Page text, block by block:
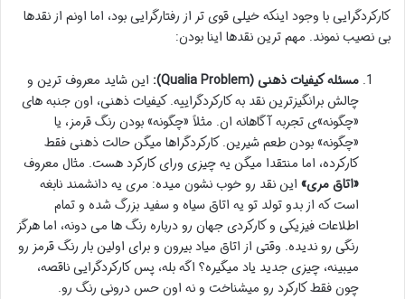
کارکردگرایی با وجود اینکه خیلی قوی تر از رفتارگرایی بود، اما اونم از نقدها
بی نصیب نموند. مهم ترین نقدها اینا بودن:
مسئله کیفیات ذهنی (Qualia Problem):
این شاید معروف ترین و
چالش برانگیزترین نقد به کارکردگراییه. کیفیات ذهنی، اون جنبه های
«چگونه»ی تجربه آگاهانه ان. مثلاً «چگونه» بودن رنگ قرمز، یا
«چگونه» بودن طعم شیرین. کارکردگراها میگن حالت ذهنی فقط
کارکرده، اما منتقدا میگن یه چیزی ورای کارکرد هست. مثال معروف
«اتاق مری» این نقد رو خوب نشون میده: مری یه دانشمند نابغه
است که از بدو تولد تو یه اتاق سیاه و سفید بزرگ شده و تمام
اطلاعات فیزیکی و کارکردی جهان رو درباره رنگ ها می دونه، اما هرگز
رنگی رو ندیده. وقتی از اتاق میاد بیرون و برای اولین بار رنگ قرمز رو
میبینه، چیزی جدید یاد میگیره؟ اگه بله، پس کارکردگرایی ناقصه،
چون فقط کارکرد رو میشناخت و نه اون حس درونی رنگ رو.